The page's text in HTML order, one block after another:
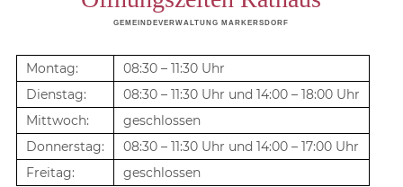
GEMEINDEVERWALTUNG MARKERSDORF
Montag:
08:30 – 11:30 Uhr
Dienstag:
08:30 – 11:30 Uhr und 14:00 – 18:00 Uhr
Mittwoch:
geschlossen
Donnerstag:
08:30 – 11:30 Uhr und 14:00 – 17:00 Uhr
Freitag:
geschlossen